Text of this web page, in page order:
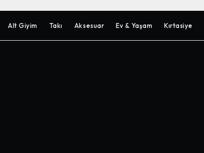
Alt Giyim Takı Aksesuar Ev & Yaşam Kırtasiye